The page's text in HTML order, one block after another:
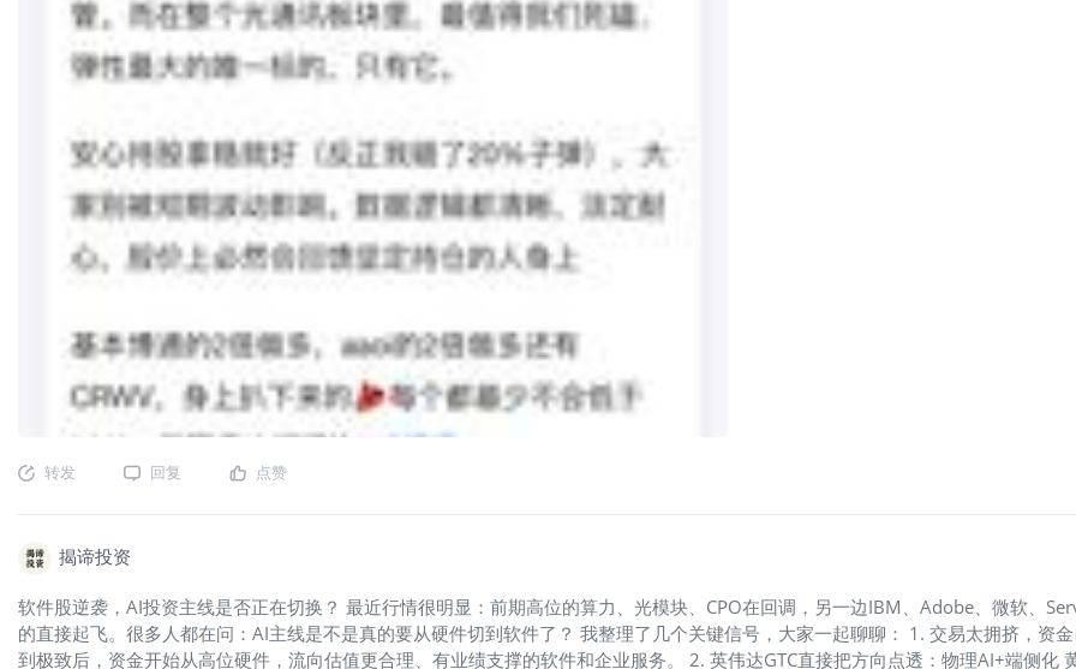
转发 回复 点赞
揭谛投资
软件股逆袭，AI投资主线是否正在切换？ 最近行情很明显：前期高位的算力、光模块、CPO在回调，另一边IBM、Adobe、微软、
的直接起飞。很多人都在问：AI主线是不是真的要从硬件切到软件了？ 我整理了几个关键信号，大家一起聊聊： 1. 交易太拥挤，资
到极致后，资金开始从高位硬件，流向估值更合理、有业绩支撑的软件和企业服务。 2. 英伟达GTC直接把方向点透：物理AI+端侧